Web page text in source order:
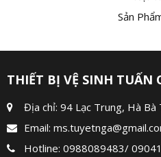
Sản
THIẾT BỊ VỆ SINH TUẤN
Địa chỉ: 94 Lạc Trung, Hà Bà
Email:
Hotline: 0988089483/